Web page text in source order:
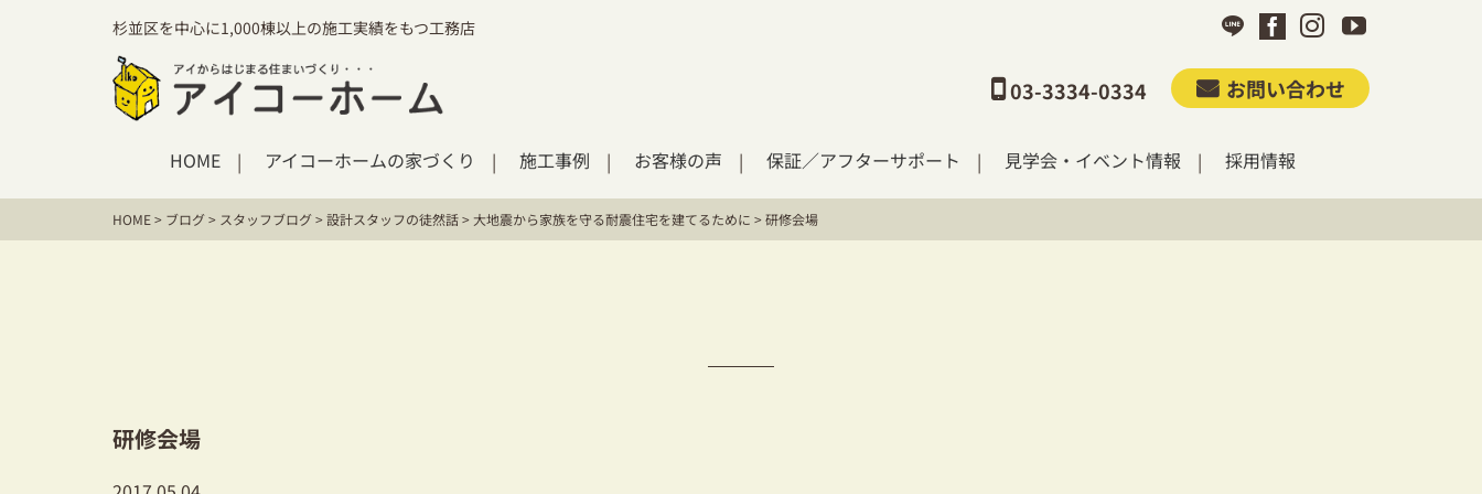
杉並区を中心に1,000棟以上の施工実績をもつ工務店
03-3334-0334 お問い合わせ
HOME アイコーホームの家づくり 施工事例 お客様の声 保証／アフターサポート 見学会・イベント情報 採用情報
HOME> ブログ> スタッフブログ>設計スタッフの徒然話>大地震から家族を守る耐震住宅を建てるために >研修会場
研修会場